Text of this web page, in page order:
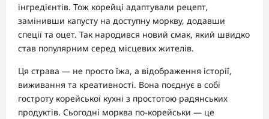
інгредієнтів. Тож корейці адаптували рецепт,
замінивши капусту на доступну моркву, додавши
спеції та оцет. Так народився новий смак, який швидко
став популярним серед місцевих жителів.
Ця страва — не просто їжа, а відображення історії,
виживання та креативності. Вона поєднує в собі
гостроту корейської кухні з простотою радянських
продуктів. Сьогодні морква по-корейськи — це